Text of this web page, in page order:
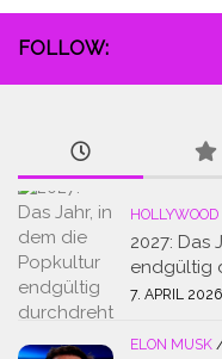
FOLLOW:
2027: Das
endgültig
7. APRIL 2026
ELON MUSK